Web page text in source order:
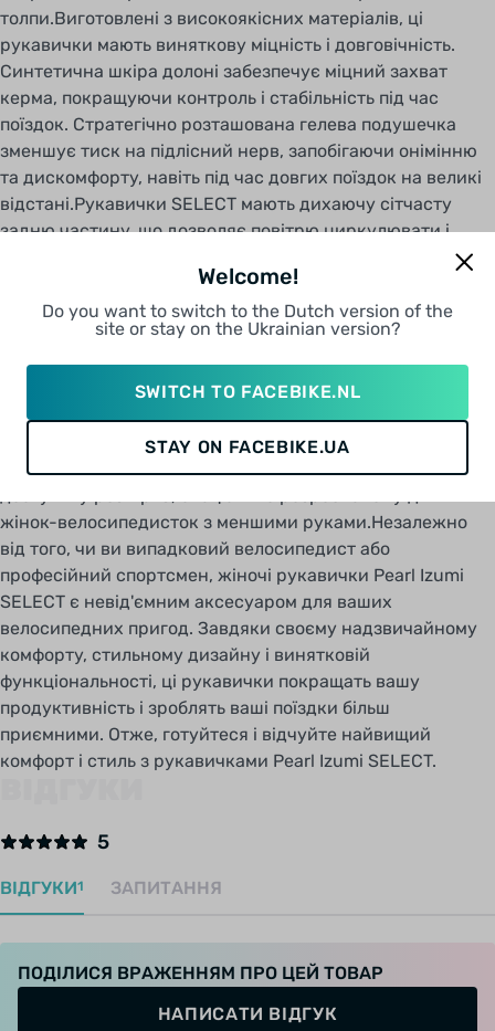
толпи.Виготовлені з високоякісних матеріалів, ці
рукавички мають виняткову міцність і довговічність.
Синтетична шкіра долоні забезпечує міцний захват
керма, покращуючи контроль і стабільність під час
поїздок. Стратегічно розташована гелева подушечка
зменшує тиск на підлісний нерв, запобігаючи онімінню
та дискомфорту, навіть під час довгих поїздок на великі
відстані.Рукавички SELECT мають дихаючу сітчасту
задню частину, що дозволяє повітрю циркулювати і
особливо важлива під час спекотних літніх поїздок, коли
піт може спричинити дискомфорт і вплинути на захват.
Рукавички також мають м'яку поверхню для витирання
на пальці, що дозволяє легко витирати піт або бруд з
обличчя.Зручне застібання на липучці дозволяє легко
регулювати рукавички для щільної посадки на зап'ясті.
Застібка забезпечує надійну посадку, запобігаючи
небажаному руху або зсуву під час поїздок. Рукавички
жінок-велосипедисток з меншими руками.Незалежно
від того, чи ви випадковий велосипедист або
професійний спортсмен, жіночі рукавички Pearl Izumi
SELECT є невід'ємним аксесуаром для ваших
велосипедних пригод. Завдяки своєму надзвичайному
комфорту, стильному дизайну і винятковій
функціональності, ці рукавички покращать вашу
продуктивність і зроблять ваші поїздки більш
приємними. Отже, готуйтеся і відчуйте найвищий
комфорт і стиль з рукавичками Pearl Izumi SELECT.
5
ВІДГУКИ1 ЗАПИТАННЯ
ПОДІЛИСЯ ВРАЖЕННЯМ ПРО ЦЕЙ ТОВАР
НАПИСАТИ ВІДГУК
Welcome!
Do you want to switch to the Dutch version of the
site or stay on the Ukrainian version?
SWITCH TO FACEBIKE.NL
STAY ON FACEBIKE.UA